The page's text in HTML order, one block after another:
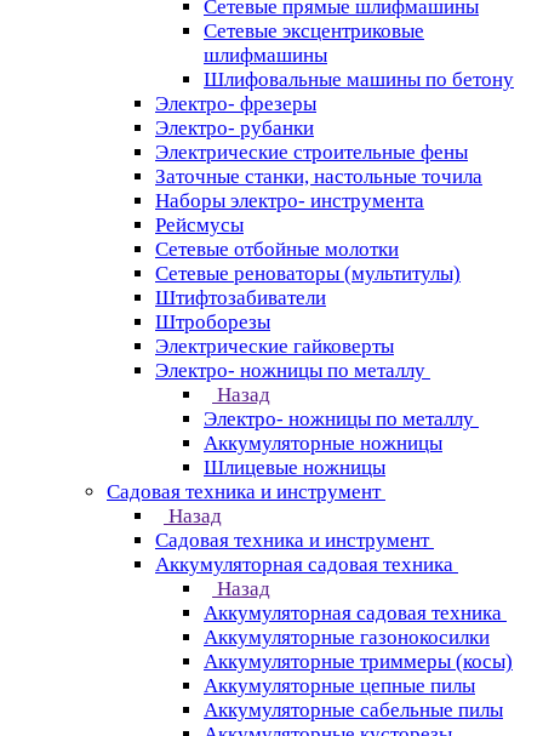
Сетевые прямые шлифмашины
Сетевые эксцентриковые
шлифмашины
Шлифовальные машины по бетону
Электро- фрезеры
Электро- рубанки
Электрические строительные фены
Заточные станки, настольные точила
Наборы электро- инструмента
Рейсмусы
Сетевые отбойные молотки
Сетевые реноваторы (мультитулы)
Штифтозабиватели
Штроборезы
Электрические гайковерты
Электро- ножницы по металлу
Назад
Электро- ножницы по металлу
Аккумуляторные ножницы
Шлицевые ножницы
Cадовая техника и инструмент
Назад
Cадовая техника и инструмент
Аккумуляторная садовая техника
Назад
Аккумуляторная садовая техника
Аккумуляторные газонокосилки
Аккумуляторные триммеры (косы)
Аккумуляторные цепные пилы
Аккумуляторные сабельные пилы